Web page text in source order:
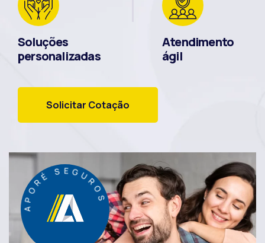
Soluções
personalizadas
Atendimento
ágil
Solicitar Cotação
APORÉ SEGUROS